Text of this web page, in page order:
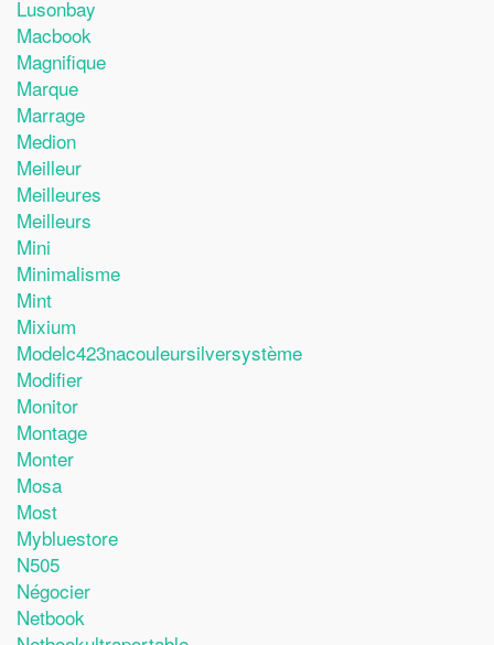
Lusonbay
Macbook
Magnifique
Marque
Marrage
Medion
Meilleur
Meilleures
Meilleurs
Mini
Minimalisme
Mint
Mixium
Modelc423nacouleursilversystème
Modifier
Monitor
Montage
Monter
Mosa
Most
Mybluestore
N505
Négocier
Netbook